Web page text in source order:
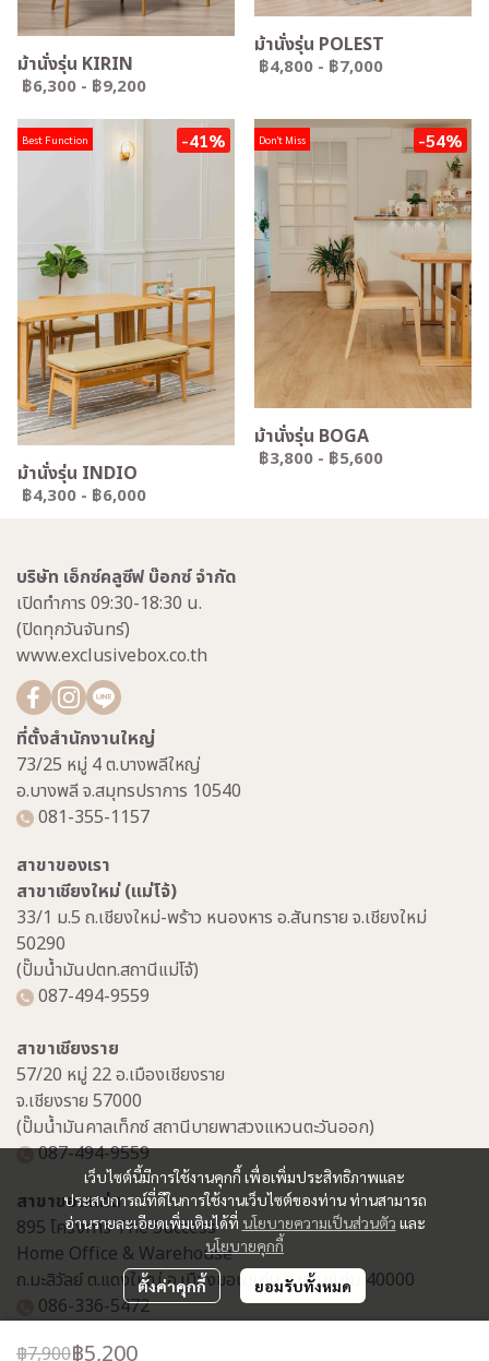
ม้านั่งรุ่น KIRIN
฿6,300 - ฿9,200
ม้านั่งรุ่น POLEST
฿4,800 - ฿7,000
Best Function -41%
ม้านั่งรุ่น INDIO
฿4,300 - ฿6,000
Don't Miss -54%
ม้านั่งรุ่น BOGA
฿3,800 - ฿5,600
฿7,900฿5,200
เว็บไซต์นี้มีการใช้งานคุกกี้ เพื่อเพิ่มประสิทธิภาพและ
ประสบการณ์ที่ดีในการใช้งานเว็บไซต์ของท่าน ท่านสามารถ
อ่านรายละเอียดเพิ่มเติมได้ที่ นโยบายความเป็นส่วนตัว และ
นโยบายคุกกี้
ตั้งค่าคุกกี้ ยอมรับทั้งหมด
บริษัท เอ็กซ์คลูซีฟ บ๊อกซ์ จำกัด
เปิดทำการ 09:30-18:30 น.
(ปิดทุกวันจันทร์)
www.exclusivebox.co.th
ที่ตั้งสำนักงานใหญ่
73/25 หมู่ 4 ต.บางพลีใหญ่
อ.บางพลี จ.สมุทรปราการ 10540
081-355-1157
สาขาของเรา
สาขาเชียงใหม่ (แม่โจ้)
33/1 ม.5 ถ.เชียงใหม่-พร้าว หนองหาร อ.สันทราย จ.เชียงใหม่
50290
(ปั๊มน้ำมันปตท.สถานีแม่โจ้)
087-494-9559
สาขาเชียงราย
57/20 หมู่ 22 อ.เมืองเชียงราย
จ.เชียงราย 57000
(ปั๊มน้ำมันคาลเท็กซ์ สถานีบายพาสวงแหวนตะวันออก)
087-494-9559
สาขาขอนแก่น
895 โครงการ The Success
Home Office & Warehouse
ถ.มะลิวัลย์ ต.แดงใหญ่ อ.เมืองขอนแก่น จ.ขอนแก่น 40000
086-336-5472